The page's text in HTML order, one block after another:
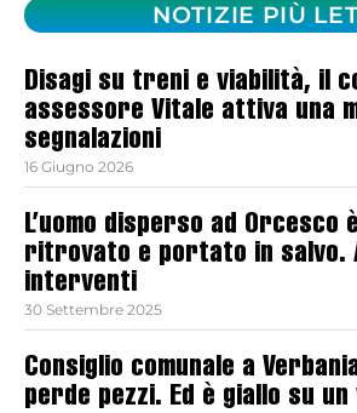
NOTIZIE PIÙ
Disagi su treni e viabilità, il
assessore Vitale attiva una
segnalazioni
16 Giugno 2026
L’uomo disperso ad Orcesco
ritrovato e portato in salvo.
interventi
30 Settembre 2025
Consiglio comunale a
perde pezzi. Ed è giallo su un